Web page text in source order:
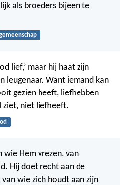
als broeders bijeen te
gemeenschap
lief,’ maar hij haat zijn
leugenaar. Want iemand kan
gezien heeft, liefhebben
ziet, niet liefheeft.
wie Hem vrezen, van
Hij doet recht aan de
van wie zich houdt aan zijn